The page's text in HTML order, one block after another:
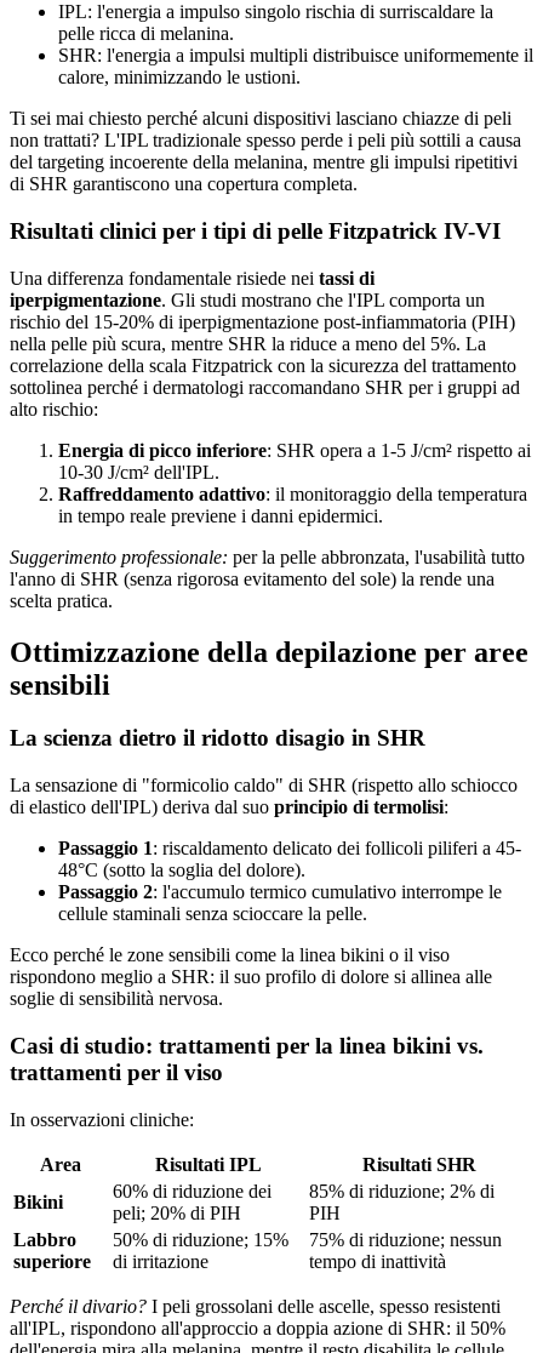
IPL: l'energia a impulso singolo rischia di surriscaldare la
pelle ricca di melanina.
SHR: l'energia a impulsi multipli distribuisce uniformemente il
calore, minimizzando le ustioni.
Ti sei mai chiesto perché alcuni dispositivi lasciano chiazze di peli
non trattati? L'IPL tradizionale spesso perde i peli più sottili a causa
del targeting incoerente della melanina, mentre gli impulsi ripetitivi
di SHR garantiscono una copertura completa.
Risultati clinici per i tipi di pelle Fitzpatrick IV-VI
Una differenza fondamentale risiede nei tassi di
iperpigmentazione. Gli studi mostrano che l'IPL comporta un
rischio del 15-20% di iperpigmentazione post-infiammatoria (PIH)
nella pelle più scura, mentre SHR la riduce a meno del 5%. La
correlazione della scala Fitzpatrick con la sicurezza del trattamento
sottolinea perché i dermatologi raccomandano SHR per i gruppi ad
alto rischio:
Energia di picco inferiore: SHR opera a 1-5 J/cm² rispetto ai
10-30 J/cm² dell'IPL.
Raffreddamento adattivo: il monitoraggio della temperatura
in tempo reale previene i danni epidermici.
Suggerimento professionale: per la pelle abbronzata, l'usabilità tutto
l'anno di SHR (senza rigorosa evitamento del sole) la rende una
scelta pratica.
Ottimizzazione della depilazione per aree
sensibili
La scienza dietro il ridotto disagio in SHR
La sensazione di "formicolio caldo" di SHR (rispetto allo schiocco
di elastico dell'IPL) deriva dal suo principio di termolisi:
Passaggio 1: riscaldamento delicato dei follicoli piliferi a 45-
48°C (sotto la soglia del dolore).
Passaggio 2: l'accumulo termico cumulativo interrompe le
cellule staminali senza scioccare la pelle.
Ecco perché le zone sensibili come la linea bikini o il viso
rispondono meglio a SHR: il suo profilo di dolore si allinea alle
soglie di sensibilità nervosa.
Casi di studio: trattamenti per la linea bikini vs.
trattamenti per il viso
In osservazioni cliniche:
Area Risultati IPL
Risultati SHR
Bikini
60% di riduzione dei
peli; 20% di PIH
85% di riduzione; 2% di
PIH
Labbro
superiore
50% di riduzione; 15%
di irritazione
75% di riduzione; nessun
tempo di inattività
Perché il divario? I peli grossolani delle ascelle, spesso resistenti
all'IPL, rispondono all'approccio a doppia azione di SHR: il 50%